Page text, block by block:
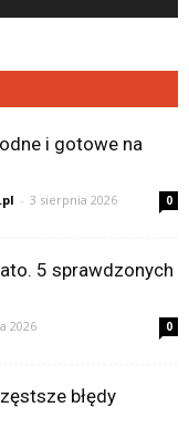
i gotowe na
- 3 sierpnia 2026 0
5 sprawdzonych
2026 0
błędy